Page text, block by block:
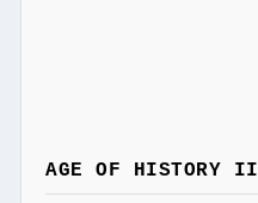
AGE OF HISTORY II